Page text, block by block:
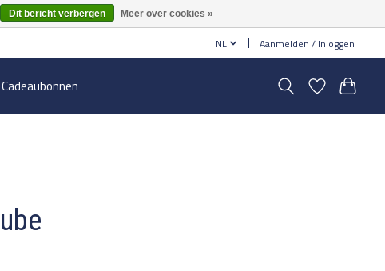
NL Aanmelden / Inloggen
Cadeaubonnen
Dit bericht verbergen Meer over cookies »